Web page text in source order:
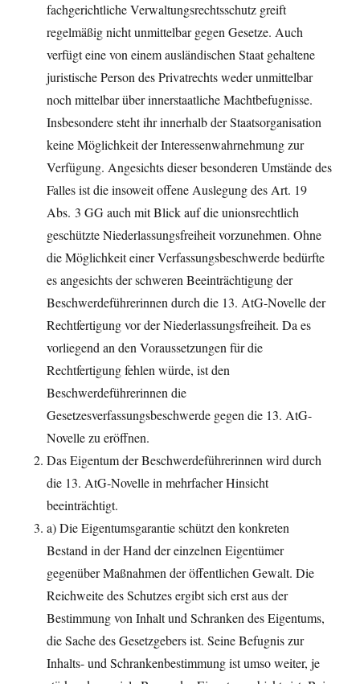
fachgerichtliche Verwaltungsrechtsschutz greift
regelmäßig nicht unmittelbar gegen Gesetze. Auch
verfügt eine von einem ausländischen Staat gehaltene
juristische Person des Privatrechts weder unmittelbar
noch mittelbar über innerstaatliche Machtbefugnisse.
Insbesondere steht ihr innerhalb der Staatsorganisation
keine Möglichkeit der Interessenwahrnehmung zur
Verfügung. Angesichts dieser besonderen Umstände des
Falles ist die insoweit offene Auslegung des Art. 19
Abs. 3 GG auch mit Blick auf die unionsrechtlich
geschützte Niederlassungsfreiheit vorzunehmen. Ohne
die Möglichkeit einer Verfassungsbeschwerde bedürfte
es angesichts der schweren Beeinträchtigung der
Beschwerdeführerinnen durch die 13. AtG-Novelle der
Rechtfertigung vor der Niederlassungsfreiheit. Da es
vorliegend an den Voraussetzungen für die
Rechtfertigung fehlen würde, ist den
Beschwerdeführerinnen die
Gesetzesverfassungsbeschwerde gegen die 13. AtG-
Novelle zu eröffnen.
Das Eigentum der Beschwerdeführerinnen wird durch
die 13. AtG-Novelle in mehrfacher Hinsicht
beeinträchtigt.
a) Die Eigentumsgarantie schützt den konkreten
Bestand in der Hand der einzelnen Eigentümer
gegenüber Maßnahmen der öffentlichen Gewalt. Die
Reichweite des Schutzes ergibt sich erst aus der
Bestimmung von Inhalt und Schranken des Eigentums,
die Sache des Gesetzgebers ist. Seine Befugnis zur
Inhalts- und Schrankenbestimmung ist umso weiter, je